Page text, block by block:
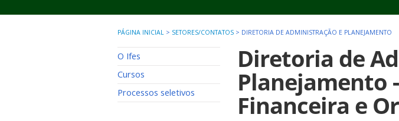
PÁGINA INICIAL > SETORES/CONTATOS > DIRETORIA DE ADMINISTRAÇÃO E PLANEJAMENTO
O Ifes
Cursos
Processos seletivos
Diretoria de
Planejamento
Financeira e